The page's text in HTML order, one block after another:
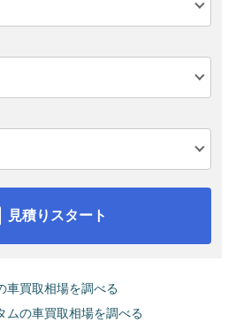
見積りスタート
車買取相場を調べる
ムの車買取相場を調べる